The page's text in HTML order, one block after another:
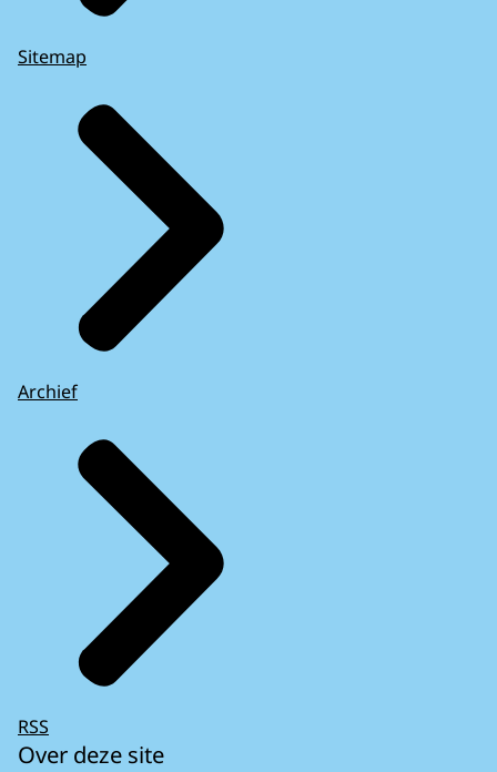
Sitemap
Archief
RSS
Over deze site